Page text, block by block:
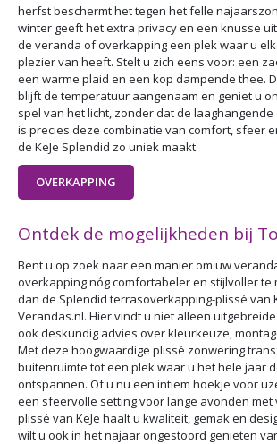
herfst beschermt het tegen het felle
winter geeft het extra privacy en een knusse
de veranda of overkapping een plek waar u
plezier van heeft. Stelt u zich eens voor: een
een warme plaid en een kop dampende thee.
blijft de temperatuur aangenaam en geniet u
spel van het licht, zonder dat de
is precies deze combinatie van comfort, sfeer
de KeJe Splendid zo uniek maakt.
OVERKAPPING
Ontdek de mogelijkheden bij
Bent u op zoek naar een manier om uw
overkapping nóg comfortabeler en stijlvoller te
dan de Splendid terrasoverkapping-plissé van
Verandas.nl. Hier vindt u niet alleen
ook deskundig advies over kleurkeuze,
Met deze hoogwaardige plissé zonwering
buitenruimte tot een plek waar u het hele jaar
ontspannen. Of u nu een intiem hoekje voor
een sfeervolle setting voor lange avonden met
plissé van KeJe haalt u kwaliteit, gemak en
wilt u ook in het najaar ongestoord genieten